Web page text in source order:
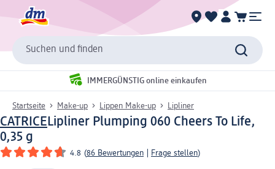
Suchen und finden
IMMERGÜNSTIG online einkaufen
Startseite Make-up Lippen Make-up Lipliner
CATRICELipliner Plumping 060 Cheers To Life,
0,35 g
4.8 (86 Bewertungen Frage stellen)